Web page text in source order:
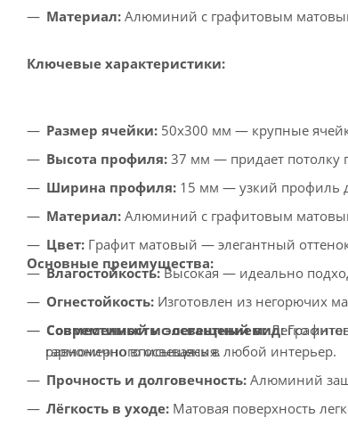
Материал: Алюминий с графитовым
Ключевые характеристики:
Размер ячейки: 50x300 мм — крупные
Высота профиля: 37 мм — придает потолку
Ширина профиля: 15 мм — узкий профиль
Материал: Алюминий с графитовым
Цвет: Графит матовый — элегантный
Влагостойкость:Высокая — идеально
Огнестойкость: Изготовлен из негорючих
Совместимость с освещением:Легко
равномерного освещения.
Основные преимущества:
Современный и элегантный вид:
гармонично вписываясь в любой интерьер.
Прочность и долговечность: Алюминий
Лёгкость в уходе: Матовая поверхность